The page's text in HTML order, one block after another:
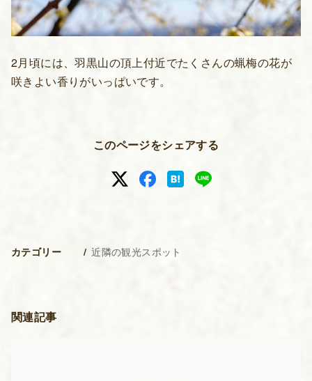
2月頃には、羽黒山の頂上付近でたくさんの蝋梅の花が
咲きよい香りがいっぱいです。
このページをシェアする
カテゴリー 近隣の観光スポット
関連記事